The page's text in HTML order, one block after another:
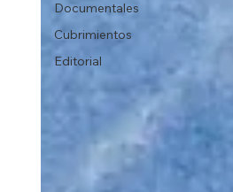
Documentales
Cubrimientos
Editorial